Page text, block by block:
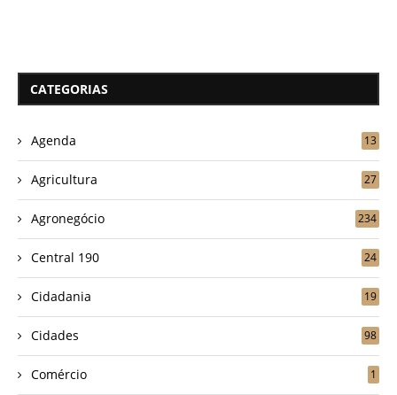
CATEGORIAS
Agenda 13
Agricultura 27
Agronegócio 234
Central 190 24
Cidadania 19
Cidades 98
Comércio 1